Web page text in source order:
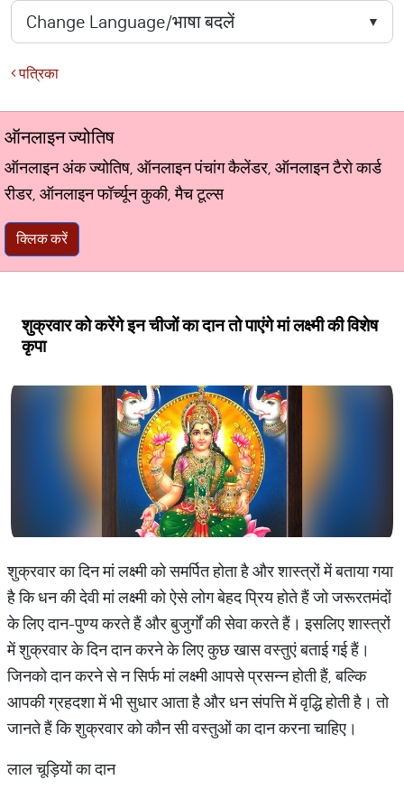
पत्रिका
ऑनलाइन ज्योतिष
ऑनलाइन अंक ज्योतिष, ऑनलाइन पंचांग कैलेंडर, ऑनलाइन टैरो कार्ड
रीडर, ऑनलाइन फॉर्च्यून कुकी, मैच टूल्स
क्लिक करें
शुक्रवार को करेंगे इन चीजों का दान तो पाएंगे मां लक्ष्‍मी की विशेष
कृपा
शुक्रवार का दिन मां लक्ष्‍मी को समर्पित होता है और शास्‍त्रों में बताया गया
है कि धन की देवी मां लक्ष्‍मी को ऐसे लोग बेहद प्रिय होते हैं जो जरूरतमंदों
के लिए दान-पुण्‍य करते हैं और बुजुर्गों की सेवा करते हैं। इसलिए शास्‍त्रों
में शुक्रवार के दिन दान करने के लिए कुछ खास वस्‍तुएं बताई गई हैं।
जिनको दान करने से न सिर्फ मां लक्ष्‍मी आपसे प्रसन्‍न होती हैं, बल्कि
आपकी ग्रहदशा में भी सुधार आता है और धन संपत्ति में वृद्धि होती है। तो
जानते हैं कि शुक्रवार को कौन सी वस्‍तुओं का दान करना चाहिए।
लाल चूड़‍ियों का दान